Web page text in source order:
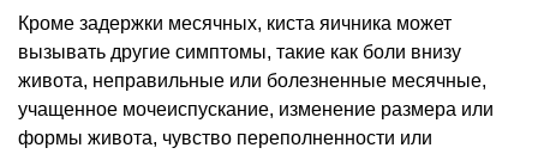
Кроме задержки месячных, киста яичника может
вызывать другие симптомы, такие как боли внизу
живота, неправильные или болезненные месячные,
учащенное мочеиспускание, изменение размера или
формы живота, чувство переполненности или